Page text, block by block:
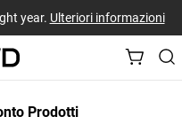
year. Ulteriori informazioni
Prodotti